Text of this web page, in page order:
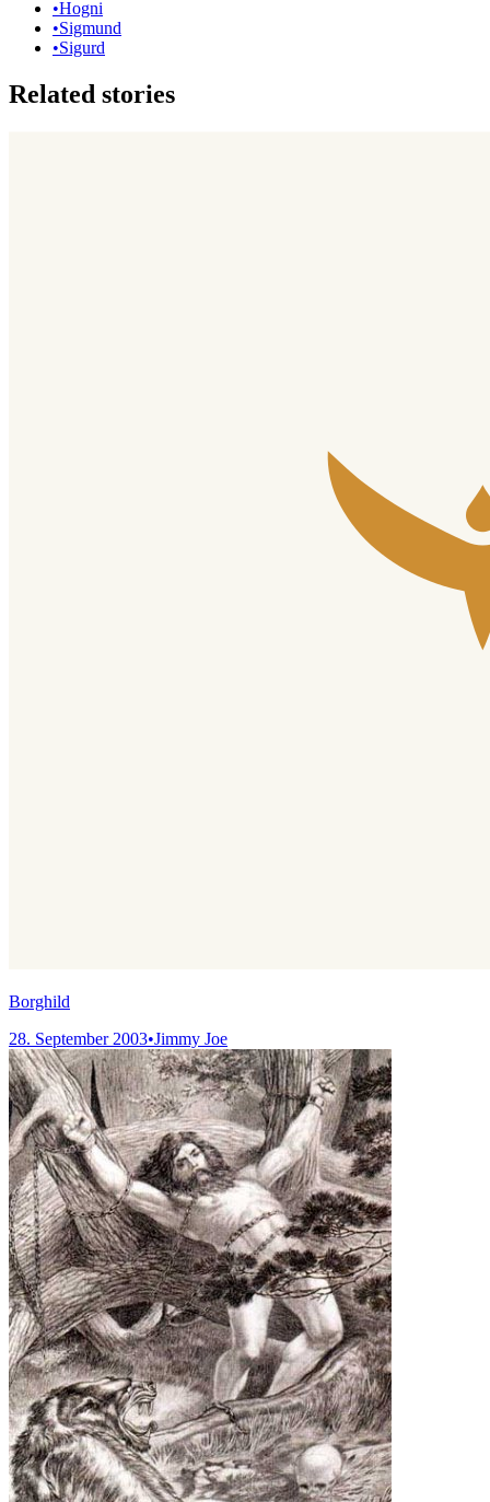
•Hogni
•Sigmund
•Sigurd
Related stories
Borghild
28. September 2003•Jimmy Joe